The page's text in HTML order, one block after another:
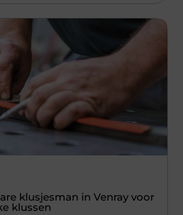
klusjesman in Venray voor
klussen